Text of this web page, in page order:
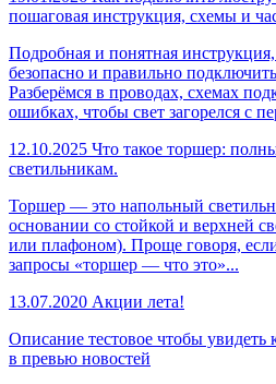
пошаговая инструкция, схемы и
Подробная и понятная
безопасно и правильно
Разберёмся в проводах, схемах
ошибках, чтобы свет загорелся с
12.10.2025 Что такое торшер:
светильникам.
Торшер — это напольный
основании со стойкой и верхней
или плафоном). Проще говоря,
запросы «торшер — что это»...
13.07.2020 Акции лета!
Описание тестовое чтобы увидеть
в превью новостей